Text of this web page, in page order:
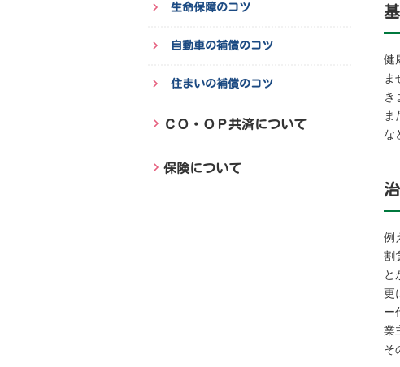
健
ま
き
ま
な
例
割
と
更
ー
業
そ
生命保障のコツ
自動車の補償のコツ
住まいの補償のコツ
ＣＯ・ＯＰ共済について
保険について